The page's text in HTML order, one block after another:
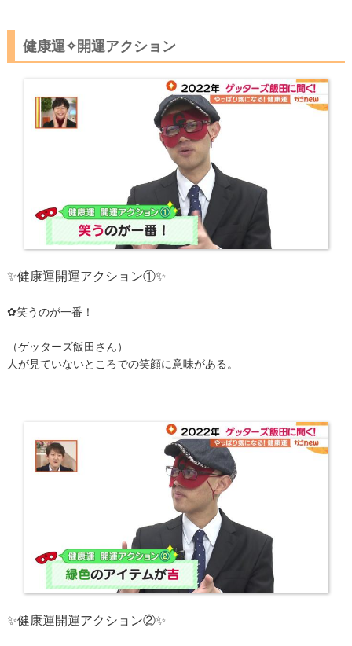
健康運✧開運アクション
✨健康運開運アクション①✨
✿笑うのが一番！
（ゲッターズ飯田さん）
人が見ていないところでの笑顔に意味がある。
✨健康運開運アクション②✨